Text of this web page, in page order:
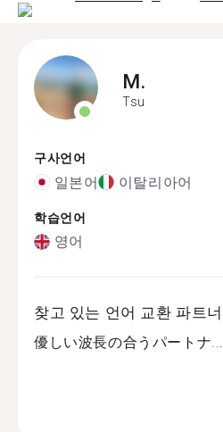
M.
Tsu
구사언어
일본어 이탈리아어
학습언어
영어
찾고 있는 언어 교환 파트너
優しい波長の合うパートナ...